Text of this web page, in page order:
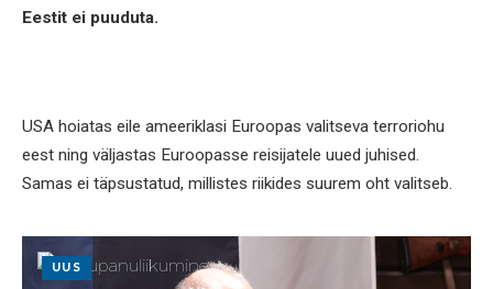
Eestit ei puuduta.
USA hoiatas eile ameeriklasi Euroopas valitseva terroriohu
eest ning väljastas Euroopasse reisijatele uued juhised.
Samas ei täpsustatud, millistes riikides suurem oht valitseb.
UUS